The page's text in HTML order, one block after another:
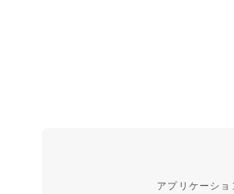
アプリケーショ